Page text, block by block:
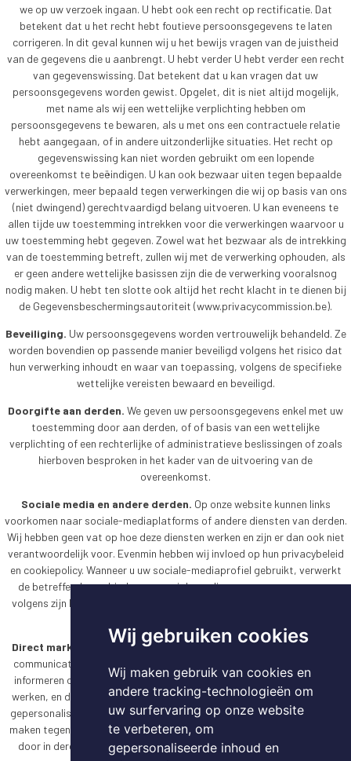
Wij gebruiken cookies
Wij maken gebruik van cookies en
andere tracking-technologieën om
uw surfervaring op onze website
te verbeteren, om
gepersonaliseerde inhoud en
we op uw verzoek ingaan. U hebt ook een recht op rectificatie. Dat
betekent dat u het recht hebt foutieve persoonsgegevens te laten
corrigeren. In dit geval kunnen wij u het bewijs vragen van de juistheid
van de gegevens die u aanbrengt. U hebt verder U hebt verder een recht
van gegevenswissing. Dat betekent dat u kan vragen dat uw
persoonsgegevens worden gewist. Opgelet, dit is niet altijd mogelijk,
met name als wij een wettelijke verplichting hebben om
persoonsgegevens te bewaren, als u met ons een contractuele relatie
hebt aangegaan, of in andere uitzonderlijke situaties. Het recht op
gegevenswissing kan niet worden gebruikt om een lopende
overeenkomst te beëindigen. U kan ook bezwaar uiten tegen bepaalde
verwerkingen, meer bepaald tegen verwerkingen die wij op basis van ons
(niet dwingend) gerechtvaardigd belang uitvoeren. U kan eveneens te
allen tijde uw toestemming intrekken voor die verwerkingen waarvoor u
uw toestemming hebt gegeven. Zowel wat het bezwaar als de intrekking
van de toestemming betreft, zullen wij met de verwerking ophouden, als
er geen andere wettelijke basissen zijn die de verwerking vooralsnog
nodig maken. U hebt ten slotte ook altijd het recht klacht in te dienen bij
de Gegevensbeschermingsautoriteit (www.privacycommission.be).
Beveiliging. Uw persoonsgegevens worden vertrouwelijk behandeld. Ze
worden bovendien op passende manier beveiligd volgens het risico dat
hun verwerking inhoudt en waar van toepassing, volgens de specifieke
wettelijke vereisten bewaard en beveiligd.
Doorgifte aan derden. We geven uw persoonsgegevens enkel met uw
toestemming door aan derden, of of basis van een wettelijke
verplichting of een rechterlijke of administratieve beslissingen of zoals
hierboven besproken in het kader van de uitvoering van de
overeenkomst.
Sociale media en andere derden. Op onze website kunnen links
voorkomen naar sociale-mediaplatforms of andere diensten van derden.
Wij hebben geen vat op hoe deze diensten werken en zijn er dan ook niet
verantwoordelijk voor. Evenmin hebben wij invloed op hun privacybeleid
en cookiepolicy. Wanneer u uw sociale-mediaprofiel gebruikt, verwerkt
de betreffende aanbieder van sociale media uw persoonsgegevens
volgens zijn beleid. We raden u aan hun beleid rond persoonsgegevens
Direct marketing.
Onder "Direct Marketing" wordt alle rechtstreekse
communicatie tussen ons en uzelf verstaan die als doel heeft om u te
informeren over producten en diensten of om uw klantenprofiel bij te
werken, en die niet valt onder de e-mails, uitgestuurd in het kader van
gepersonaliseerde zoekopdrachten voor panden. U kan altijd bezwaar
maken tegen gebruik van uw persoonsgegevens voor direct marketing
door in dergelijke email op de uitschrijfknop te drukken of door ons